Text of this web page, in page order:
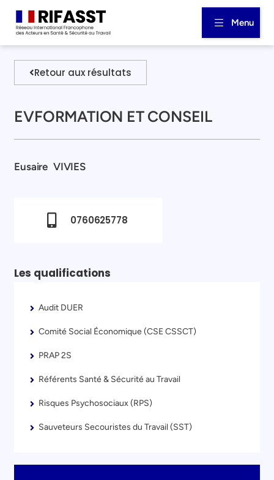
Menu
Retour aux résultats
EVFORMATION ET CONSEIL
Eusaire VIVIES
0760625778
Les qualifications
Audit DUER
Comité Social Économique (CSE CSSCT)
PRAP 2S
Référents Santé & Sécurité au Travail
Risques Psychosociaux (RPS)
Sauveteurs Secouristes du Travail (SST)